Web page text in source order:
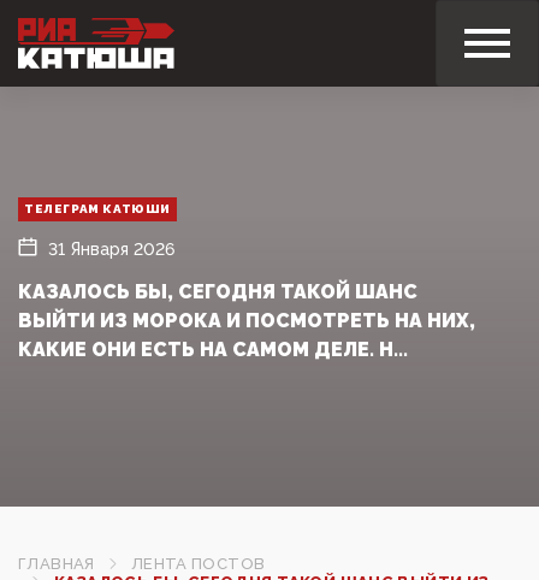
ТЕЛЕГРАМ КАТЮШИ
31 Января 2026
КАЗАЛОСЬ БЫ, СЕГОДНЯ ТАКОЙ ШАНС
ВЫЙТИ ИЗ МОРОКА И ПОСМОТРЕТЬ НА НИХ,
КАКИЕ ОНИ ЕСТЬ НА САМОМ ДЕЛЕ. Н...
ГЛАВНАЯ
ЛЕНТА ПОСТОВ